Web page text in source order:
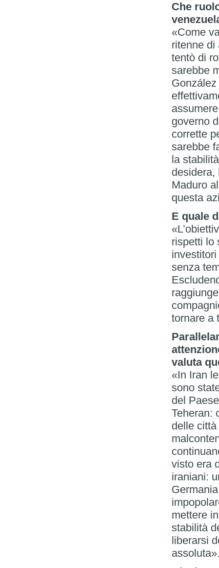
Che
«Come
ritenne di
tentò di
sarebbe
governo
corrette
sarebbe
la
desidera,
Maduro
questa
E quale
rispetti lo
senza
tornare a
valuta
«In Iran
sono
del
Teheran:
delle
visto era
iraniani:
mettere
stabilità
liberarsi